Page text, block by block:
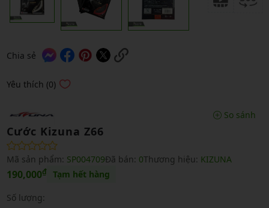
Chia sẻ
Yêu thích (0)
So sánh
Cước Kizuna Z66
Mã sản phẩm: SP004709Đã bán: 0Thương hiệu: KIZUNA
190,000₫ Tạm hết hàng
Số lượng: